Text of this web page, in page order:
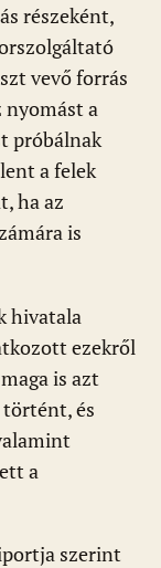
részeként,
vevő forrás
nyomást a
próbálnak
a felek
ha az
is
hivatala
ezekről
is azt
történt, és
a
szerint